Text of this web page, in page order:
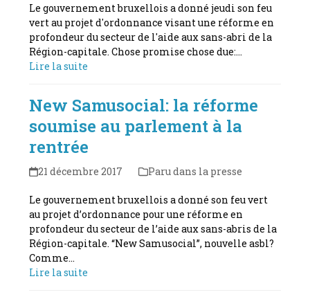
Le gouvernement bruxellois a donné jeudi son feu
vert au projet d'ordonnance visant une réforme en
profondeur du secteur de l'aide aux sans-abri de la
Région-capitale. Chose promise chose due:…
Lire la suite
New Samusocial: la réforme
soumise au parlement à la
rentrée
21 décembre 2017 Paru dans la presse
Le gouvernement bruxellois a donné son feu vert
au projet d’ordonnance pour une réforme en
profondeur du secteur de l’aide aux sans-abris de la
Région-capitale. “New Samusocial”, nouvelle asbl?
Comme…
Lire la suite